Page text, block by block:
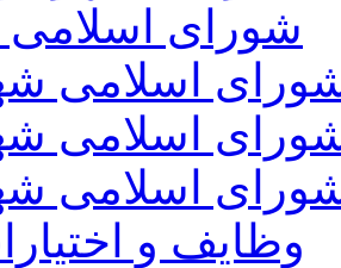
شورای اسلامی
اسلامی
اسلامی
اسلامی
وظایف و